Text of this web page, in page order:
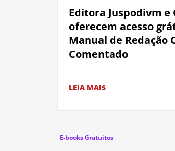
Editora Juspodivm e
oferecem acesso
Manual de Redação
Comentado
LEIA MAIS
E-books Gratuitos